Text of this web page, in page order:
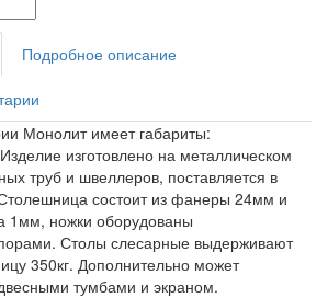
Подробное описание
Монолит имеет габариты:
изготовлено на металлическом
труб и швеллеров, поставляется в
состоит из фанеры 24мм и
1мм, ножки оборудованы
Столы слесарные выдерживают
350кг. Дополнительно может
тумбами и экраном.